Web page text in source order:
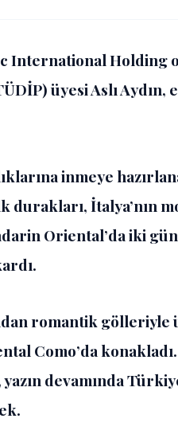
International Holding
üyesi Aslı Aydın,
inmeye
durakları, İtalya’nın
Oriental’da iki
romantik gölleriyle
Como’da
devamında